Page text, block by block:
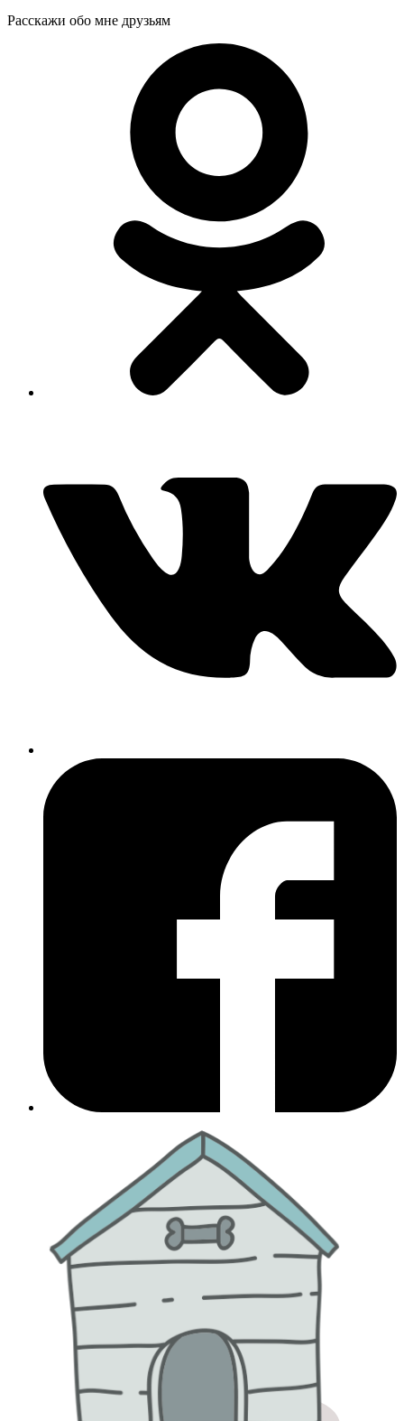
Расскажи обо мне друзьям